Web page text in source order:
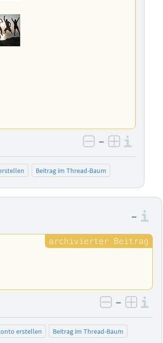
negativ
– positiv
Beitrag im Thread-Baum
–
negativ
–
erstellen Beitrag im Thread-Baum